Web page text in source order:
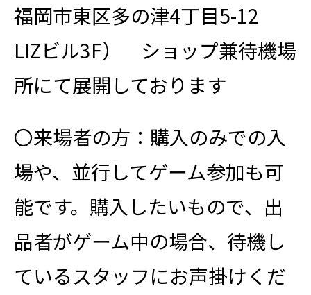
福岡市東区多の津4丁目5-12
LIZビル3F） ショップ兼待機場
所にて展開しております
〇来場者の方：購入のみでの入
場や、並行してゲーム参加も可
能です。購入したいもので、出
品者がゲーム中の場合、待機し
ているスタッフにお声掛けくだ